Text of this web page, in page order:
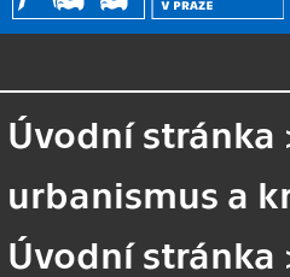
Úvodní stránka
urbanismus a
Úvodní stránka